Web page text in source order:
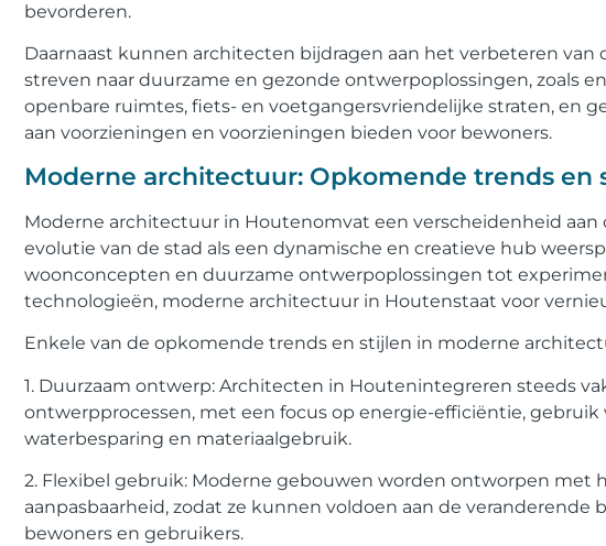
bevorderen.
Daarnaast kunnen architecten bijdragen aan het verbeteren van
streven naar duurzame en gezonde ontwerpoplossingen, zoals
openbare ruimtes, fiets- en voetgangersvriendelijke straten, en
aan voorzieningen en voorzieningen bieden voor bewoners.
Moderne architectuur: Opkomende trends en
Moderne architectuur in Houtenomvat een verscheidenheid
evolutie van de stad als een dynamische en creatieve hub
woonconcepten en duurzame ontwerpoplossingen tot
technologieën, moderne architectuur in Houtenstaat voor
Enkele van de opkomende trends en stijlen in moderne
1. Duurzaam ontwerp: Architecten in Houtenintegreren steeds
ontwerpprocessen, met een focus op energie-efficiëntie,
waterbesparing en materiaalgebruik.
2. Flexibel gebruik: Moderne gebouwen worden ontworpen met
aanpasbaarheid, zodat ze kunnen voldoen aan de
bewoners en gebruikers.